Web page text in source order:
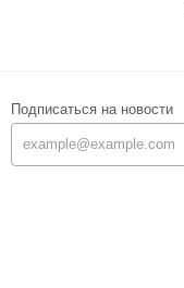
Подписаться на новости